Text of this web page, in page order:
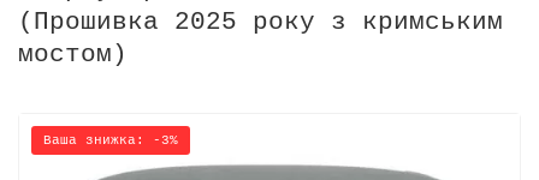
(Прошивка 2025 року з кримським
мостом)
Ваша знижка: -3%